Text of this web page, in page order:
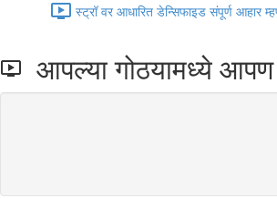
स्ट्रॉ वर आधारित डेन्सिफाइड संपूर्ण आहार
आपल्या गोठयामध्ये